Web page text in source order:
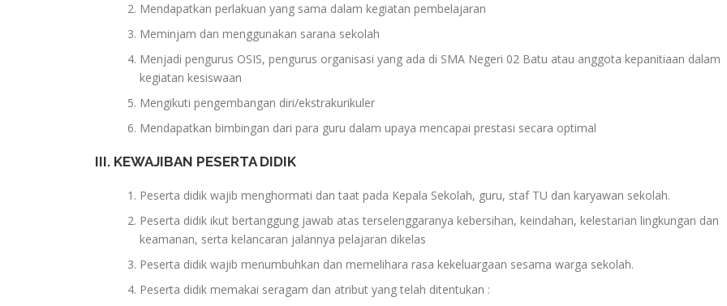
Mendapatkan perlakuan yang sama dalam kegiatan pembelajaran
Meminjam dan menggunakan sarana sekolah
Menjadi pengurus OSIS, pengurus organisasi yang ada di SMA Negeri 02 Batu atau anggota kepanitiaan dalam
kegiatan kesiswaan
Mengikuti pengembangan diri/ekstrakurikuler
Mendapatkan bimbingan dari para guru dalam upaya mencapai prestasi secara optimal
III. KEWAJIBAN PESERTA DIDIK
Peserta didik wajib menghormati dan taat pada Kepala Sekolah, guru, staf TU dan karyawan sekolah.
Peserta didik ikut bertanggung jawab atas terselenggaranya kebersihan, keindahan, kelestarian lingkungan dan
keamanan, serta kelancaran jalannya pelajaran dikelas
Peserta didik wajib menumbuhkan dan memelihara rasa kekeluargaan sesama warga sekolah.
Peserta didik memakai seragam dan atribut yang telah ditentukan :